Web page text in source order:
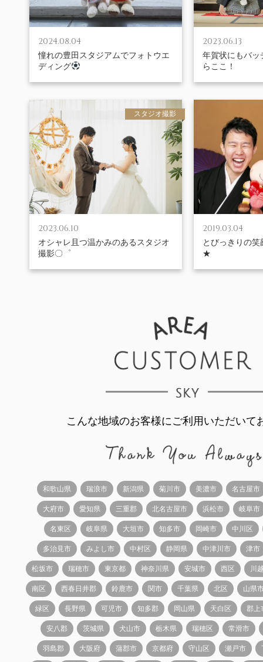
2024.08.04
憧れの豊田スタジアムでフォトウエ
ディング
2023.06.13
年賀状にもバッ
らここ！
2023.06.10
オシャレ且つ温かみのあるスタジオ
撮影〇゜
スタジオ撮影
2019.03.04
とびっきりの
★
こんな地域のお客様にご利用いただいて
和歌山県 瑞浪市 新潟県 菊川市 美濃市 名古屋市
大府市 愛知県 三重郡 北名古屋市 浜松市 岐阜市
名東区 岐阜県 大垣市 知多市 岡崎市 中川区
多治見市 みよし市 中村区 静岡県 中津川市 津市
松坂市 瑞穂市 東京都 神奈川県 安城市 西区 川
南区 西春日井郡 鈴鹿市 関市 千葉県 北区 山県
緑区 長野県 可児市 知多郡 岡山県 天白区 郡上
安八郡 茨城県 犬山市 栃木県 瑞穂区 常滑市
羽島郡 大阪府 蒲郡市 京都府 守山区 瀬戸市